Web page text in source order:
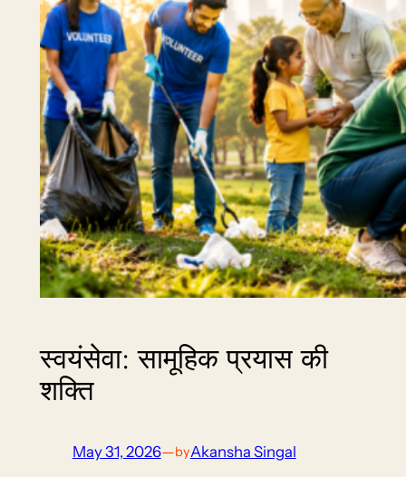
स्वयंसेवा: सामूहिक प्रयास की
शक्ति
May 31, 2026—byAkansha Singal